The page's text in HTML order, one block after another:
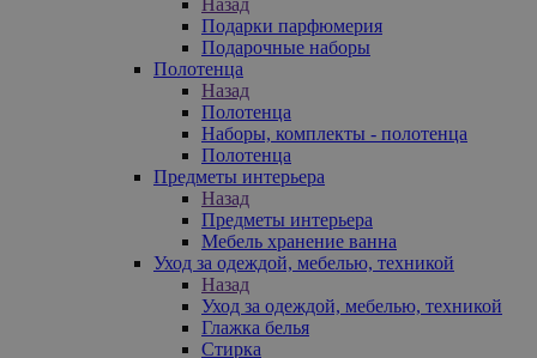
Подарки парфюмерия
Подарочные наборы
Полотенца
Назад
Полотенца
Наборы, комплекты - полотенца
Полотенца
Предметы интерьера
Назад
Предметы интерьера
Мебель хранение ванна
Уход за одеждой, мебелью, техникой
Назад
Уход за одеждой, мебелью, техникой
Глажка белья
Стирка